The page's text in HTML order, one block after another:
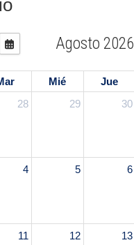
Agosto 2026
Mié Jue
28 29 30
4 5 6
11 12 13